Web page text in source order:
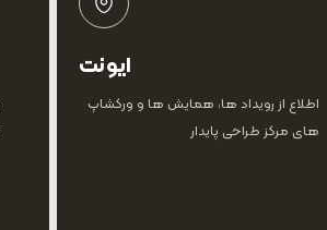
ایونت
اطلاع از رویداد ها، همایش ها و ورکشاپ
های مرکز طراحی پایدار